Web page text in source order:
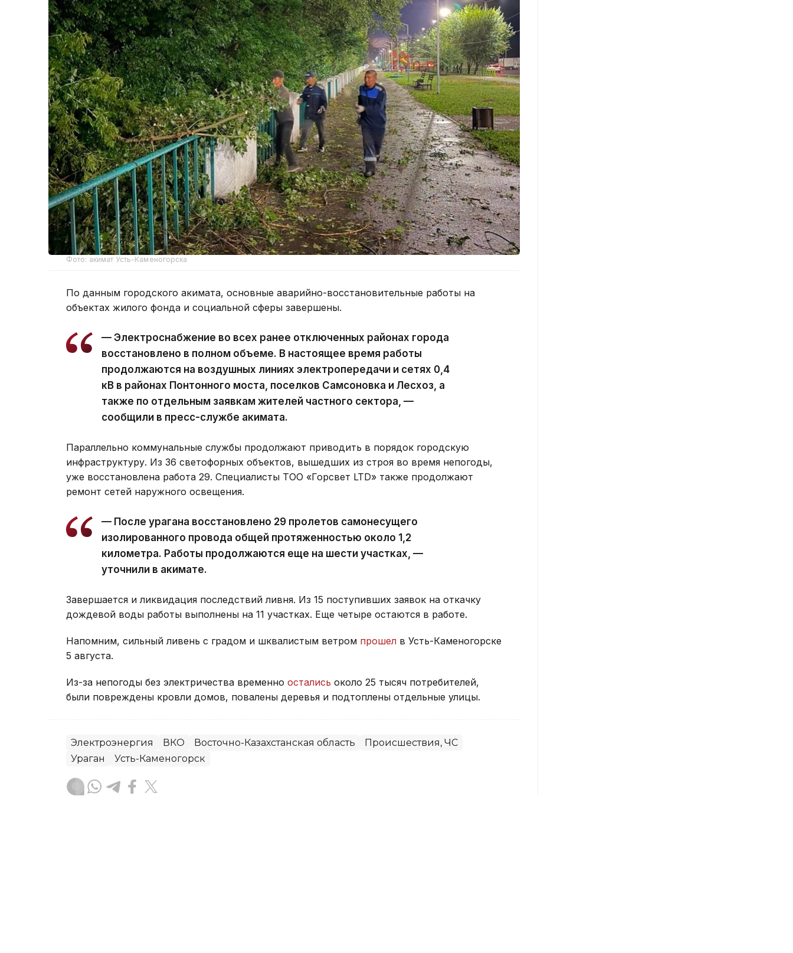
Фото: акимат Усть-Каменогорска
По данным городского акимата, основные аварийно-восстановительные работы на
объектах жилого фонда и социальной сферы завершены.
— Электроснабжение во всех ранее отключенных районах города
восстановлено в полном объеме. В настоящее время работы
продолжаются на воздушных линиях электропередачи и сетях 0,4
кВ в районах Понтонного моста, поселков Самсоновка и Лесхоз, а
также по отдельным заявкам жителей частного сектора, —
сообщили в пресс-службе акимата.
Параллельно коммунальные службы продолжают приводить в порядок городскую
инфраструктуру. Из 36 светофорных объектов, вышедших из строя во время непогоды,
уже восстановлена работа 29. Специалисты ТОО «Горсвет LTD» также продолжают
ремонт сетей наружного освещения.
— После урагана восстановлено 29 пролетов самонесущего
изолированного провода общей протяженностью около 1,2
километра. Работы продолжаются еще на шести участках, —
уточнили в акимате.
Завершается и ликвидация последствий ливня. Из 15 поступивших заявок на откачку
дождевой воды работы выполнены на 11 участках. Еще четыре остаются в работе.
Напомним, сильный ливень с градом и шквалистым ветром прошел в Усть-Каменогорске
5 августа.
Из-за непогоды без электричества временно остались около 25 тысяч потребителей,
были повреждены кровли домов, повалены деревья и подтоплены отдельные улицы.
Электроэнергия ВКО Восточно-Казахстанская область
Происшествия, ЧС
Ураган
Усть-Каменогорск